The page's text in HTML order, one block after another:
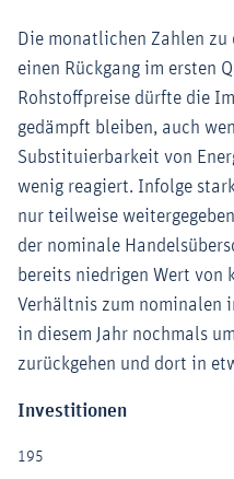
Die monatlichen Zahlen zu
einen Rückgang im ersten
Rohstoffpreise dürfte die
gedämpft bleiben, auch
Substituierbarkeit von
wenig reagiert. Infolge
nur teilweise
der nominale
bereits niedrigen Wert von
Verhältnis zum nominalen
in diesem Jahr nochmals
zurückgehen und dort in